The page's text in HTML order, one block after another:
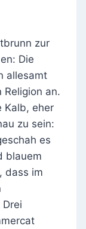
zur
Die
allesamt
an.
Kalb, eher
zu sein:
es
blauem
dass im